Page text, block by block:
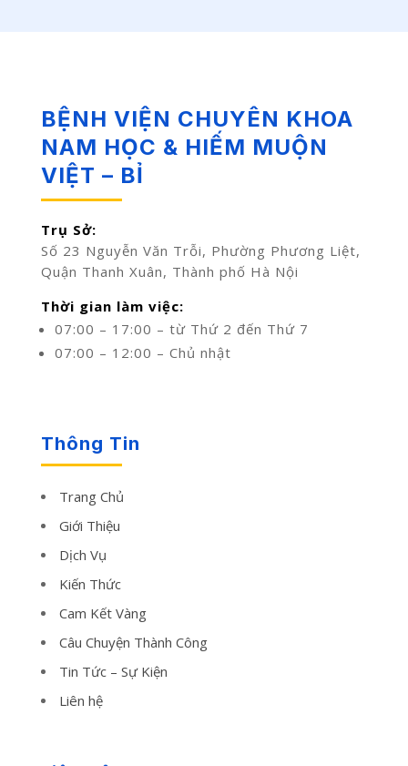
BỆNH VIỆN CHUYÊN KHOA
NAM HỌC & HIẾM MUỘN
VIỆT – BỈ
Trụ Sở:
Số 23 Nguyễn Văn Trỗi, Phường Phương Liệt,
Quận Thanh Xuân, Thành phố Hà Nội
Thời gian làm việc:
07:00 – 17:00 – từ Thứ 2 đến Thứ 7
07:00 – 12:00 – Chủ nhật
Thông Tin
Trang Chủ
Giới Thiệu
Dịch Vụ
Kiến Thức
Cam Kết Vàng
Câu Chuyện Thành Công
Tin Tức – Sự Kiện
Liên hệ